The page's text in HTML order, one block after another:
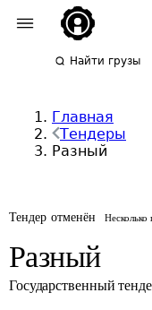
Найти грузы
Главная
Тендеры
Разный
Тендер отменён Несколько
Разный
Государственный